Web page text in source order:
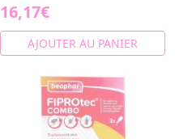
16,17€
AJOUTER AU PANIER